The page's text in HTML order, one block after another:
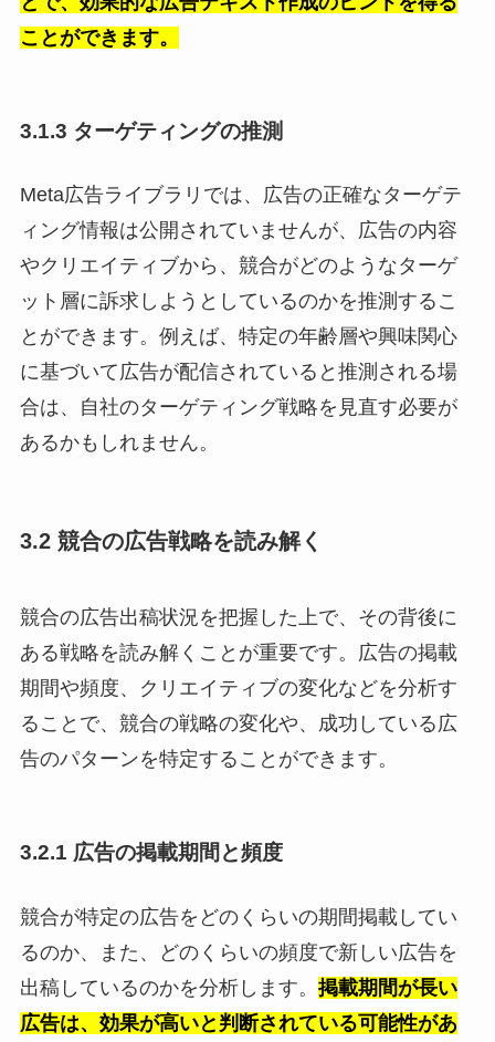
ことができます。
3.1.3 ターゲティングの推測
Meta広告ライブラリでは、広告の正確なターゲテ
ィング情報は公開されていませんが、広告の内容
やクリエイティブから、競合がどのようなターゲ
ット層に訴求しようとしているのかを推測するこ
とができます。例えば、特定の年齢層や興味関心
に基づいて広告が配信されていると推測される場
合は、自社のターゲティング戦略を見直す必要が
あるかもしれません。
3.2 競合の広告戦略を読み解く
競合の広告出稿状況を把握した上で、その背後に
ある戦略を読み解くことが重要です。広告の掲載
期間や頻度、クリエイティブの変化などを分析す
ることで、競合の戦略の変化や、成功している広
告のパターンを特定することができます。
3.2.1 広告の掲載期間と頻度
競合が特定の広告をどのくらいの期間掲載してい
るのか、また、どのくらいの頻度で新しい広告を
出稿しているのかを分析します。 掲載期間が長い
広告は、効果が高いと判断されている可能性があ